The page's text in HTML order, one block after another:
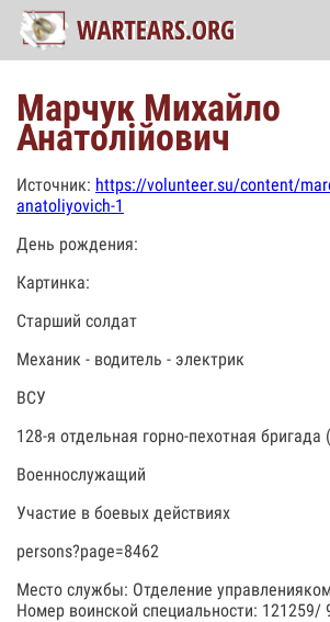
Марчук Михайло
Анатолійович
Источник: https://volunteer.su/content/
anatoliyovich-1
День рождения:
Картинка:
Старший солдат
Механик - водитель - электрик
ВСУ
128-я отдельная горно-пехотная
Военнослужащий
Участие в боевых действиях
persons?page=8462
Место службы: Отделение
Номер воинской специальности: 121259/